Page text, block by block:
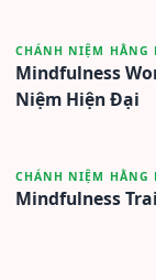
CHÁNH NIỆM HẰNG
Mindfulness
Niệm Hiện Đại
CHÁNH NIỆM HẰNG
Mindfulness